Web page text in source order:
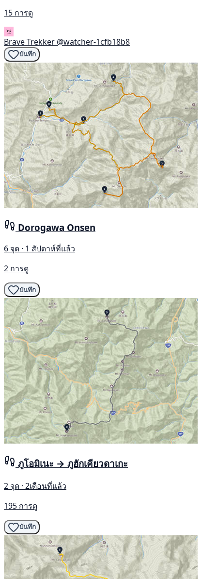
15 การดู
Brave Trekker @watcher-1cfb18b8
บันทึก
Dorogawa Onsen
6 จุด · 1 สัปดาห์ที่แล้ว
2 การดู
บันทึก
ภูโอมิเนะ → ภูฮักเคียวดาเกะ
2 จุด · 2เดือนที่แล้ว
195 การดู
บันทึก